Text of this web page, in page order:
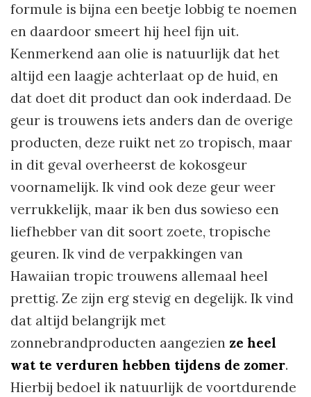
formule is bijna een beetje lobbig te noemen
en daardoor smeert hij heel fijn uit.
Kenmerkend aan olie is natuurlijk dat het
altijd een laagje achterlaat op de huid, en
dat doet dit product dan ook inderdaad. De
geur is trouwens iets anders dan de overige
producten, deze ruikt net zo tropisch, maar
in dit geval overheerst de kokosgeur
voornamelijk. Ik vind ook deze geur weer
verrukkelijk, maar ik ben dus sowieso een
liefhebber van dit soort zoete, tropische
geuren. Ik vind de verpakkingen van
Hawaiian tropic trouwens allemaal heel
prettig. Ze zijn erg stevig en degelijk. Ik vind
dat altijd belangrijk met
zonnebrandproducten aangezien ze heel
wat te verduren hebben tijdens de zomer.
Hierbij bedoel ik natuurlijk de voortdurende